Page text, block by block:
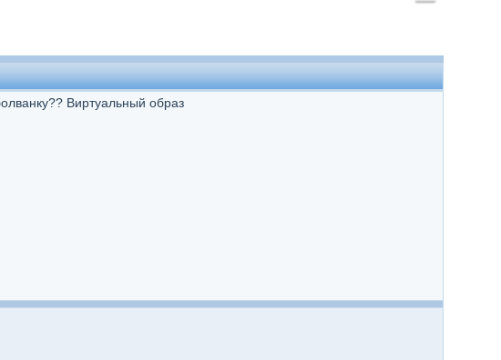
Виртуальный образ